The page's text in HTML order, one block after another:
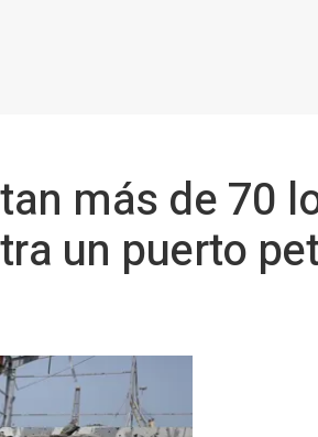
más de 70
un puerto